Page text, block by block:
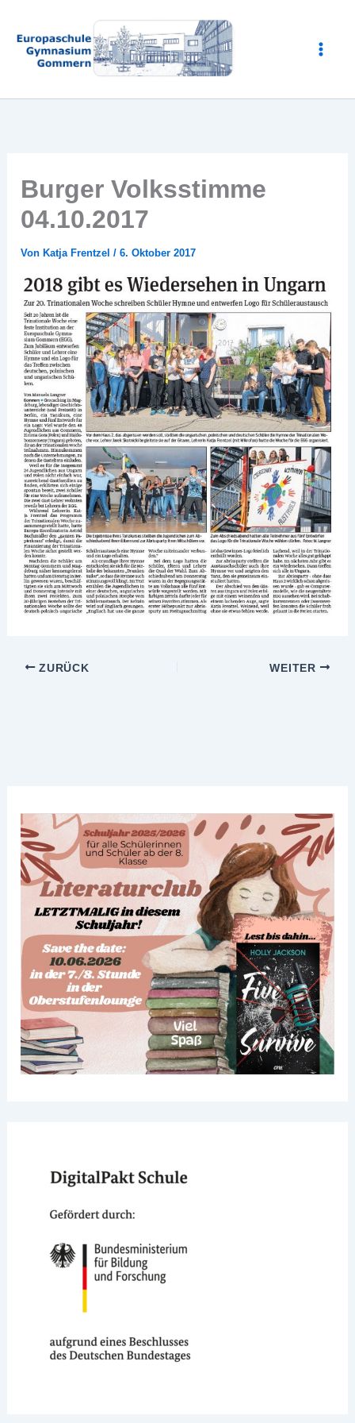
Inhalt
springen
Burger Volksstimme
04.10.2017
VonKatja Frentzel/6. Oktober 2017
ZURÜCK WEITER